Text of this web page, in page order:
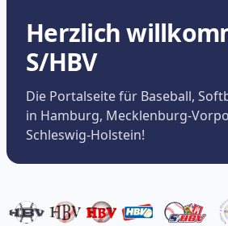
Herzlich
S/HBV
Die Portalseite für Baseball,
in Hamburg, Mecklenburg-
Schleswig-Holstein!